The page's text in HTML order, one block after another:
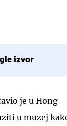
izvor
je u Hong
u muzej